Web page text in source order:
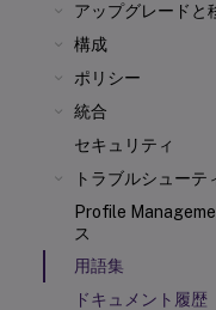
アップグレードと
構成
ポリシー
統合
セキュリティ
トラブルシューテ
Profile
ス
用語集
ドキュメント履歴